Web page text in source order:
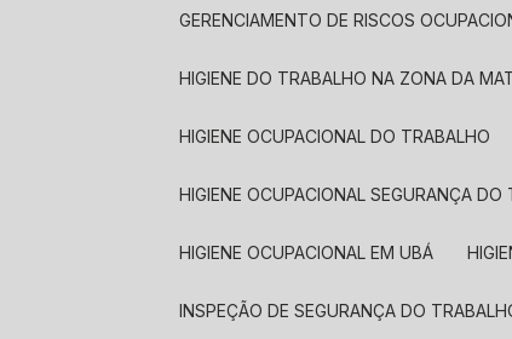
GERENCIAMENTO DE RISCOS
HIGIENE DO TRABALHO NA ZONA DA
HIGIENE OCUPACIONAL DO TRABALHO
HIGIENE OCUPACIONAL SEGURANÇA
HIGIENE OCUPACIONAL EM UBÁ
INSPEÇÃO DE SEGURANÇA DO